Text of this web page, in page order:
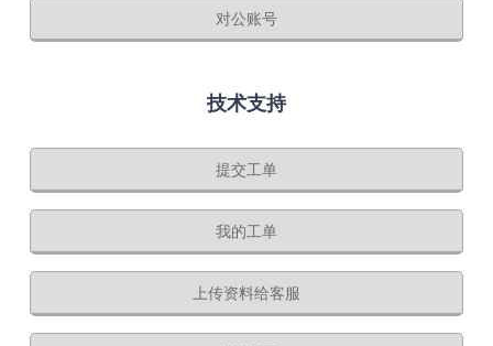
对公账号
技术支持
提交工单
我的工单
上传资料给客服